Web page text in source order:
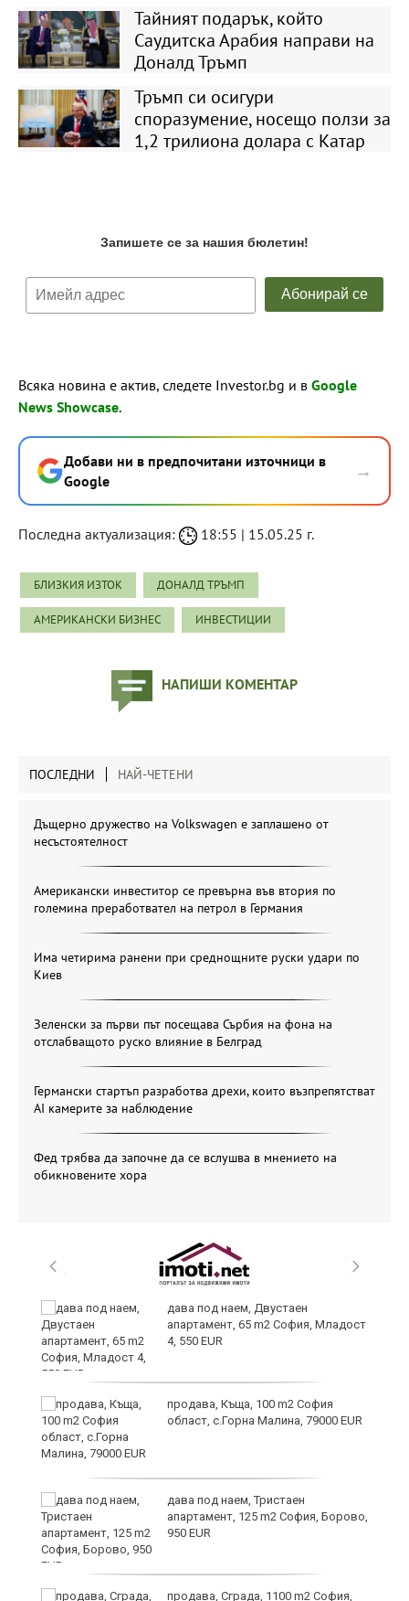
Тайният подарък, който
Саудитска Арабия направи на
Доналд Тръмп
Тръмп си осигури
споразумение, носещо ползи за
1,2 трилиона долара с Катар
Всяка новина е актив, следете Investor.bg и в Google
News Showcase.
Добави ни в предпочитани източници в
Google
→
Последна актуализация: 18:55 | 15.05.25 г.
БЛИЗКИЯ ИЗТОК ДОНАЛД ТРЪМП
АМЕРИКАНСКИ БИЗНЕС ИНВЕСТИЦИИ
НАПИШИ КОМЕНТАР
ПОСЛЕДНИ НАЙ-ЧЕТЕНИ
Дъщерно дружество на Volkswagen е заплашено от
несъстоятелност
Американски инвеститор се превърна във втория по
големина преработвател на петрол в Германия
Има четирима ранени при среднощните руски удари по
Киев
Зеленски за първи път посещава Сърбия на фона на
отслабващото руско влияние в Белград
Германски стартъп разработва дрехи, които възпрепятстват
AI камерите за наблюдение
Фед трябва да започне да се вслушва в мнението на
обикновените хора
дава под наем, Двустаен
апартамент, 65 m2 София, Младост
4, 550 EUR
продава, Къща, 100 m2 София
област, с.Горна Малина, 79000 EUR
дава под наем, Тристаен
апартамент, 125 m2 София, Борово,
950 EUR
продава, Сграда, 1100 m2 София,